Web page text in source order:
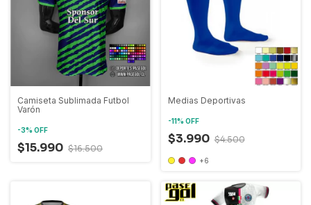
Camiseta Sublimada Futbol
Varón
-3% OFF
$15.990 $16.500
Medias Deportivas
-11% OFF
$3.990 $4.500
+6